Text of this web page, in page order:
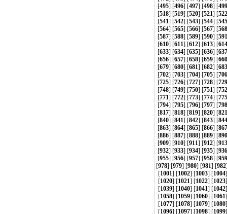
[495] [496] [497] [498] [499
[518] [519] [520] [521] [522
[541] [542] [543] [544] [545
[564] [565] [566] [567] [568
[587] [588] [589] [590] [591
[610] [611] [612] [613] [614
[633] [634] [635] [636] [637
[656] [657] [658] [659] [660
[679] [680] [681] [682] [683
[702] [703] [704] [705] [706
[725] [726] [727] [728] [729
[748] [749] [750] [751] [752
[771] [772] [773] [774] [775
[794] [795] [796] [797] [798
[817] [818] [819] [820] [821
[840] [841] [842] [843] [844
[863] [864] [865] [866] [867
[886] [887] [888] [889] [890
[909] [910] [911] [912] [913
[932] [933] [934] [935] [936
[955] [956] [957] [958] [959
[978] [979] [980] [981] [982
[1001] [1002] [1003] [1004
[1020] [1021] [1022] [1023
[1039] [1040] [1041] [1042
[1058] [1059] [1060] [1061
[1077] [1078] [1079] [1080
[1096] [1097] [1098] [1099